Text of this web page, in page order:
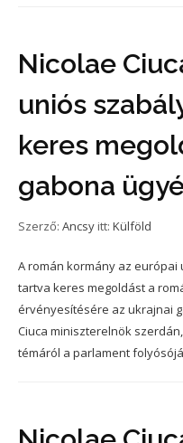
Nicolae
uniós
keres
gabona
Szerző: Ancsy itt: Külföld
A román kormány az
tartva keres megoldást a
érvényesítésére az ukrajnai
Ciuca miniszterelnök
témáról a parlament